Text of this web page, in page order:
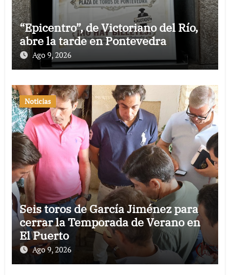
“Epicentro”, de Victoriano del Río,
abre la tarde en Pontevedra
Ago 9, 2026
Noticias
Seis toros de García Jiménez para
cerrar la Temporada de Verano en
El Puerto
Ago 9, 2026